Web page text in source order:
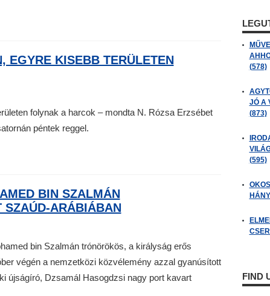
EGYRE KISEBB TERÜLETEN
folynak a harcok – mondta N. Rózsa Erzsébet
péntek reggel.
BIN SZALMÁN
SZAÚD-ARÁBIÁBAN
bin Szalmán trónörökös, a királyság erős
végén a nemzetközi közvélemény azzal gyanúsított
újságíró, Dzsamál Hasogdzsi nagy port kavart
(578)
JÓ A
(873)
(595)
FIND